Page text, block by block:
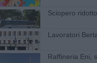
Sciopero
Lavoratori
Raffineria Eni,